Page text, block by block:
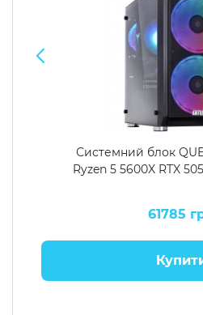
Системний блок
Ryzen 5 5600X RTX
61785